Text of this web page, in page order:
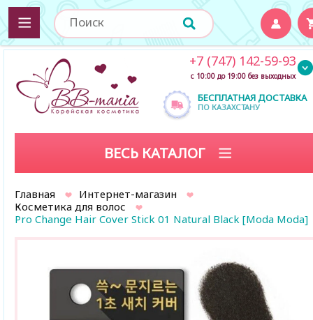
БЕСПЛАТНАЯ ДОСТАВКА
ПО КАЗАХСТАНУ
+7 (747) 142-59-93
с 10:00 до 19:00 без выходных
ВЕСЬ КАТАЛОГ
Главная
Интернет-магазин
Косметика для волос
Pro Change Hair Cover Stick 01 Natural Black [Moda Moda]